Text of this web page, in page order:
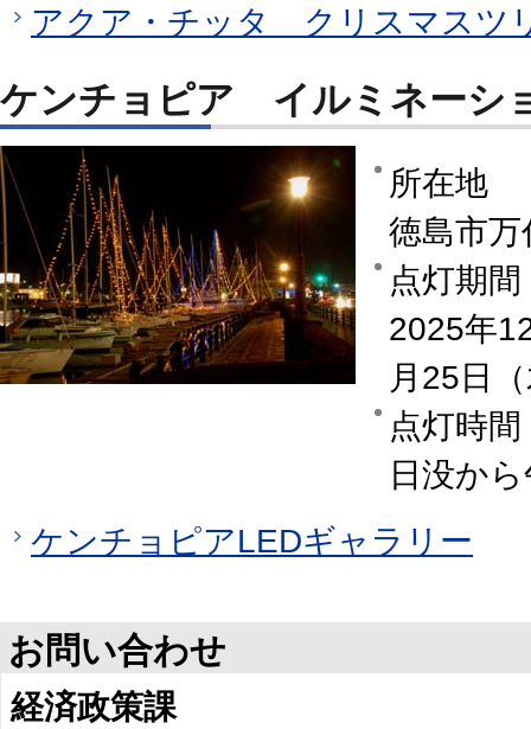
アクア・チッタ クリスマスツ
ケンチョピア イルミネーシ
所在地
徳島市
点灯期間
2025年
月25日
点灯時間
日没か
ケンチョピアLEDギャラリー
お問い合わせ
経済政策課